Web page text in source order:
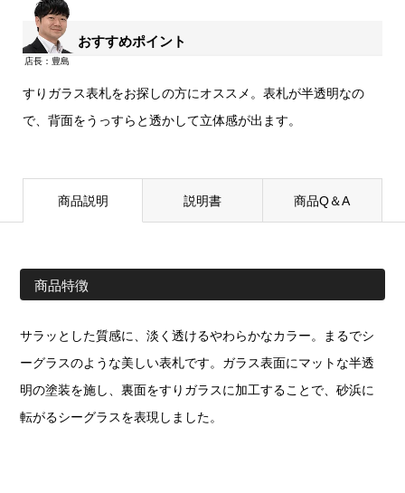
おすすめポイント
すりガラス表札をお探しの方にオススメ。表札が半透明なの
で、背面をうっすらと透かして立体感が出ます。
商品説明 説明書 商品Q＆A
商品特徴
サラッとした質感に、淡く透けるやわらかなカラー。まるでシ
ーグラスのような美しい表札です。ガラス表面にマットな半透
明の塗装を施し、裏面をすりガラスに加工することで、砂浜に
転がるシーグラスを表現しました。